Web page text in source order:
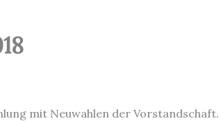
mit Neuwahlen der Vorstandschaft.